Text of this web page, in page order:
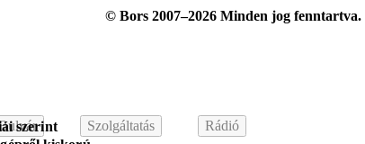
szerint
© Bors 2007–2026 Minden jog fenntartva.
Szolgáltatás Rádió